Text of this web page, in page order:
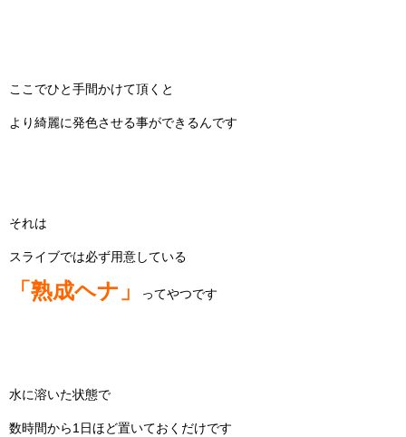
ここでひと手間かけて頂くと
より綺麗に発色させる事ができるんです
それは
スライブでは必ず用意している
「熟成ヘナ」 ってやつです
水に溶いた状態で
数時間から1日ほど置いておくだけです